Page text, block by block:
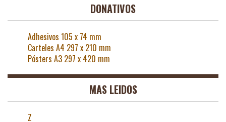
DONATIVOS
Adhesivos 105 x 74 mm
Carteles A4 297 x 210 mm
Pósters A3 297 x 420 mm
MAS LEIDOS
Z